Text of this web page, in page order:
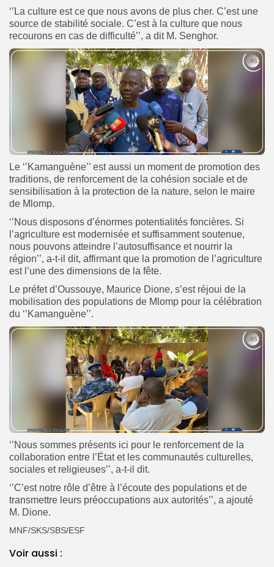
‘’La culture est ce que nous avons de plus cher. C’est une
source de stabilité sociale. C’est à la culture que nous
recourons en cas de difficulté’’, a dit M. Senghor.
Le ‘’Kamanguène’’ est aussi un moment de promotion des
traditions, de renforcement de la cohésion sociale et de
sensibilisation à la protection de la nature, selon le maire
de Mlomp.
‘’Nous disposons d’énormes potentialités foncières. Si
l’agriculture est modernisée et suffisamment soutenue,
nous pouvons atteindre l’autosuffisance et nourrir la
région’’, a-t-il dit, affirmant que la promotion de l’agriculture
est l’une des dimensions de la fête.
Le préfet d’Oussouye, Maurice Dione, s’est réjoui de la
mobilisation des populations de Mlomp pour la célébration
du ‘’Kamanguène’’.
‘’Nous sommes présents ici pour le renforcement de la
collaboration entre l’État et les communautés culturelles,
sociales et religieuses’’, a-t-il dit.
‘’C’est notre rôle d’être à l’écoute des populations et de
transmettre leurs préoccupations aux autorités’’, a ajouté
M. Dione.
MNF/SKS/SBS/ESF
Voir aussi :